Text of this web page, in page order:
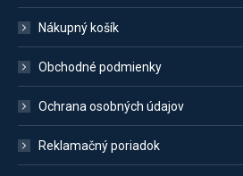
Nákupný košík
Obchodné podmienky
Ochrana osobných údajov
Reklamačný poriadok